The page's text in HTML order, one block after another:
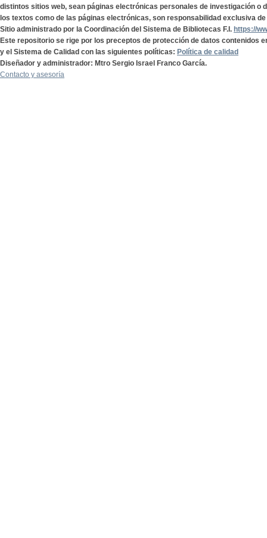
distintos sitios web, sean páginas electrónicas personales de investigación o
los textos como de las páginas electrónicas, son responsabilidad exclusiva
Sitio administrado por la Coordinación del Sistema de Bibliotecas F.I. https://
Este repositorio se rige por los preceptos de protección de datos contenidos
y el Sistema de Calidad con las siguientes políticas: Política de calidad
Diseñador y administrador: Mtro Sergio Israel Franco García.
Contacto y asesoría